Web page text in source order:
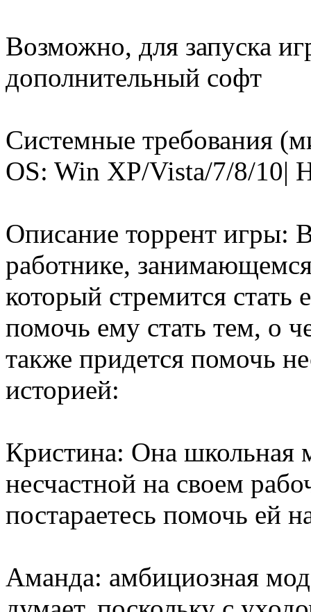
Возможно, для запуска
дополнительный софт
Системные требования
OS: Win XP/Vista/7/8/10|
Описание торрент игры:
работнике,
который стремится
помочь ему стать тем, о
также придется помочь
историей:
Кристина: Она школьная
несчастной на своем
постараетесь помочь ей
Аманда: амбициозная